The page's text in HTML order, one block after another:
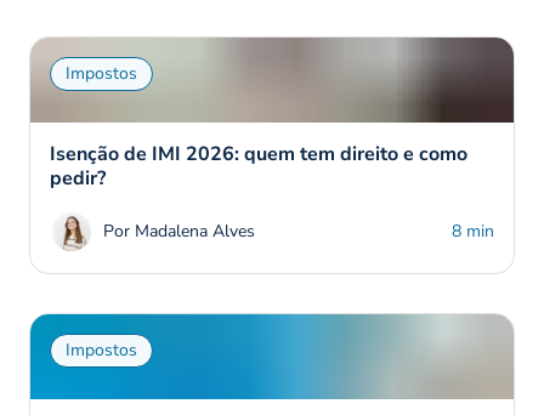
Impostos
Isenção de IMI 2026: quem tem direito e como
pedir?
Por Madalena Alves 8 min
Impostos